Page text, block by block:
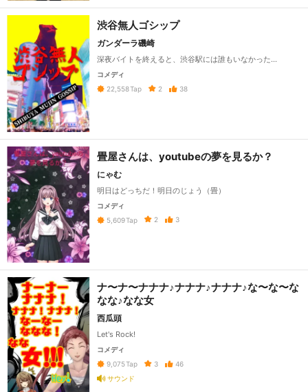
渋谷無人ゴシップ
ガンダーラ磯崎
深夜バイトを終えると、渋谷駅には誰もいなかった…
コメディ
22,558Tap 2 38
畳屋さんは、youtubeの夢を見るか？
にゃむ
明日はどっちだ！明日のじょう（畳）
コメディ
5,609Tap 2 3
ナ〜ナ〜ナナナ♪ナナナ♪ナナナ♪な〜な〜な
なな♪なな女
西瓜頭
Let's Rock!
コメディ
9,075Tap 3
46
サウンド